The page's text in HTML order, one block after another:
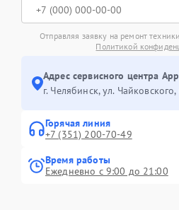
Отправляя заявку на ремонт
Политикой
Адрес сервисного центра
г. Челябинск, ул.
Горячая линия
+7 (351) 200-70-49
Время работы
Ежедневно с 9:00 до 21:00